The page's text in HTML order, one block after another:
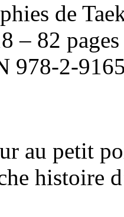
de
– 82
978-2-
au petit
histoire